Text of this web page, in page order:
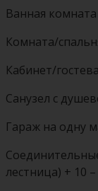
Ванная
Комната/
Кабинет/
Санузел с
Гараж на одну
лестница) + 10 –